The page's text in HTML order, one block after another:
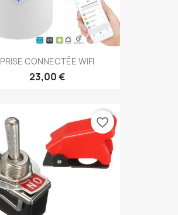
PRISE CONNECTÉE WIFI
23,00 €
favorite_border